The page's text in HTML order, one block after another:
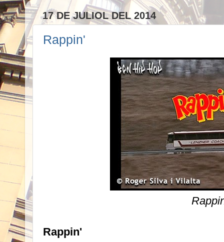
17 DE JULIOL DEL 2014
Rappin'
Rappin'